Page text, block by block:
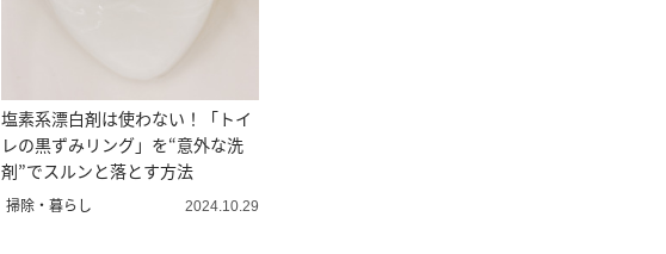
塩素系漂白剤は使わない！「トイ
レの黒ずみリング」を“意外な洗
剤”でスルンと落とす方法
掃除・暮らし 2024.10.29